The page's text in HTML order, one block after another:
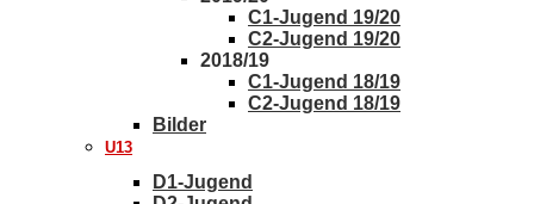
C1-Jugend 19/20
C2-Jugend 19/20
2018/19
C1-Jugend 18/19
C2-Jugend 18/19
Bilder
U13
D1-Jugend